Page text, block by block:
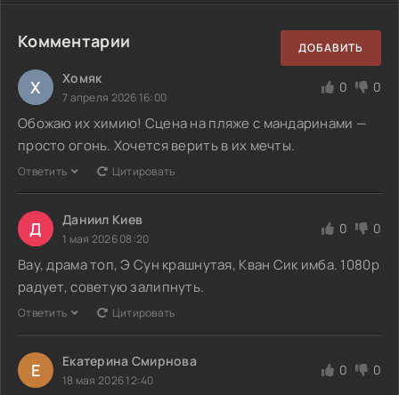
Комментарии ДОБАВИТЬ
Х Хомяк
7 апреля 2026 16:00
0 0
Обожаю их химию! Сцена на пляже с мандаринами —
просто огонь. Хочется верить в их мечты.
Ответить Цитировать
Д Даниил Киев
1 мая 2026 08:20
0 0
Вау, драма топ, Э Сун крашнутая, Кван Сик имба. 1080p
радует, советую залипнуть.
Ответить Цитировать
Е Екатерина Смирнова
18 мая 2026 12:40
0 0